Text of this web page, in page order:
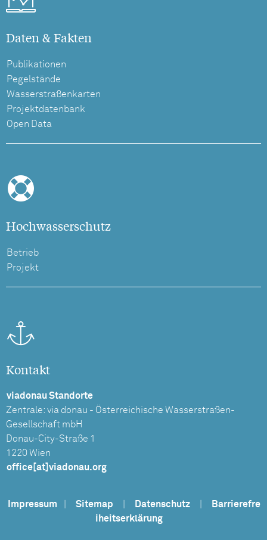
Daten & Fakten
Publikationen
Pegelstände
Wasserstraßenkarten
Projektdatenbank
Open Data
Hochwasserschutz
Betrieb
Projekt
Kontakt
viadonau Standorte
Zentrale: via donau - Österreichische Wasserstraßen-
Gesellschaft mbH
Donau-City-Straße 1
1220 Wien
office[at]viadonau.org
Impressum Sitemap Datenschutz
Barrierefre
iheitserklärung